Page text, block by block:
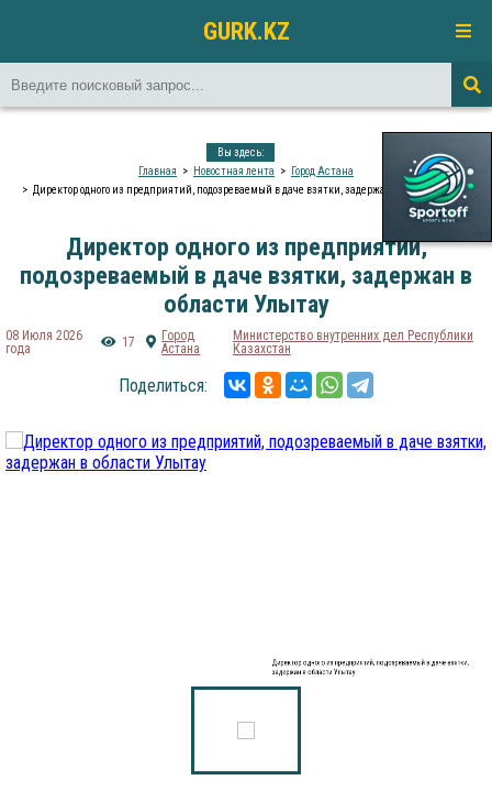
GURK.KZ
Вы здесь:
Главная
Новостная лента
Город Астана
Директор одного из предприятий, подозреваемый в даче взятки, задержан в области Улытау
Директор одного из предприятий,
подозреваемый в даче взятки, задержан в
области Улытау
08 Июля 2026
года
17
Город
Астана
Министерство внутренних дел Республики
Казахстан
Поделиться:
Директор одного из предприятий, подозреваемый в даче взятки,
задержан в области Улытау